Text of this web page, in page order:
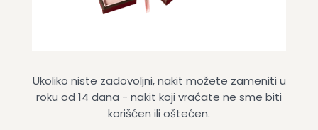
Ukoliko niste zadovoljni, nakit možete zameniti u
roku od 14 dana - nakit koji vraćate ne sme biti
korišćen ili oštećen.